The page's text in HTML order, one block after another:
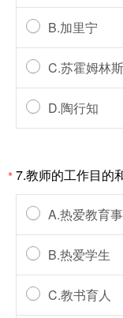
B.加里宁
C.苏霍姆林
D.陶行知
*7.教师的工作目的
A.热爱教育
B.热爱学生
C.教书育人